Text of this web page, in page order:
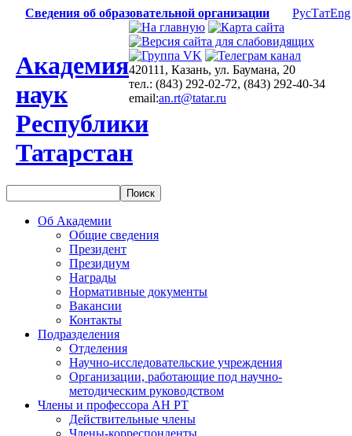
Сведения об образовательной организации РусТатEng
Академия
наук
Республики
Татарстан
420111, Казань, ул. Баумана, 20
тел.: (843) 292-02-72, (843) 292-40-34
email:an.rt@tatar.ru
Об Академии
Общие сведения
Президент
Президиум
Награды
Нормативные документы
Вакансии
Контакты
Подразделения
Отделения
Научно-исследовательские учреждения
Организации, работающие под научно-
методическим руководством
Члены и профессора АН РТ
Действительные члены
Члены-корреспонденты